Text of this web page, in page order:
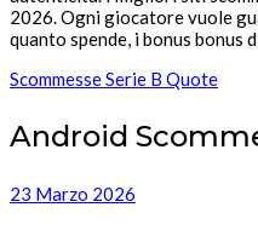
2026. Ogni giocatore vuole
quanto spende, i bonus bonus
Scommesse Serie B Quote
Android
23 Marzo 2026